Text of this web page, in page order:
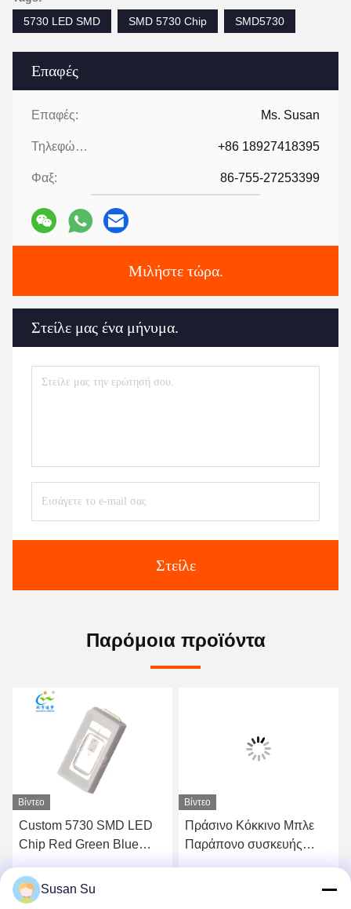
Επαφές
Επαφές: Ms. Susan
Τηλεφώνημα: +86 18927418395
Φαξ: 86-755-27253399
Μιλήστε τώρα.
Στείλε μας ένα μήνυμα.
Στείλε
5730 LED SMD
SMD 5730 Chip SMD5730
Παρόμοια προϊόντα
Βίντεο
Custom 5730 SMD LED
Chip Red Green Blue
36V
Βίντεο
Πράσινο Κόκκινο Μπλε
Παράπονο συσκευής
Susan Su